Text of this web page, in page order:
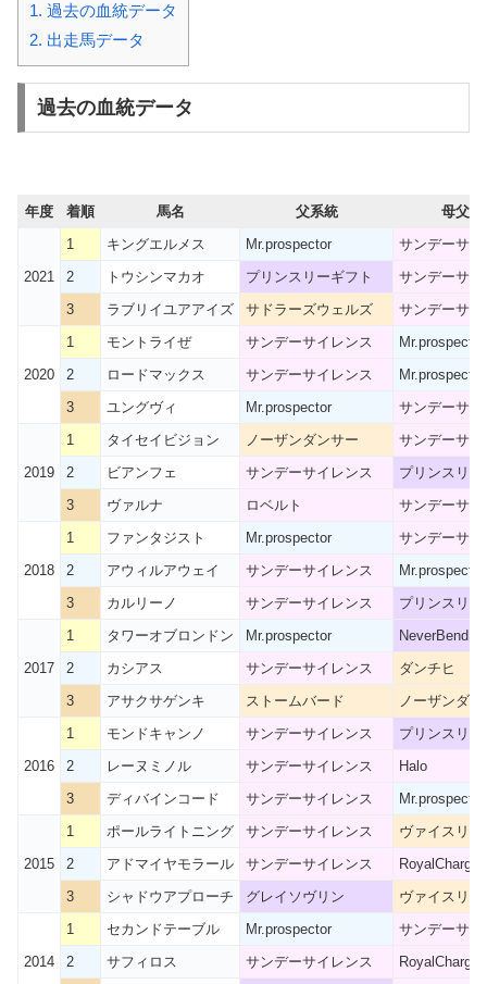
1. 過去の血統データ
2. 出走馬データ
過去の血統データ
年度 着順 馬名 父系統 母父系
2021
1 キングエルメス Mr.prospector
サンデーサイ
2
トウシンマカオ プリンスリーギフト
サンデーサイ
3
ラブリイユアアイズ サドラーズウェルズ サンデーサイ
2020
1 モントライぜ サンデーサイレンス
Mr.prospector
2
ロードマックス サンデーサイレンス
Mr.prospector
3
ユングヴィ Mr.prospector サンデーサイ
2019
1 タイセイビジョン ノーザンダンサー
サンデーサイ
2
ビアンフェ サンデーサイレンス
プリンスリ
3
ヴァルナ ロベルト サンデーサイ
2018
1 ファンタジスト Mr.prospector
サンデーサイ
2
アウィルアウェイ サンデーサイレンス
Mr.prospector
3
カルリーノ サンデーサイレンス プリンスリ
2017
1 タワーオブロンドン Mr.prospector
NeverBend
2
カシアス サンデーサイレンス
ダンチヒ
3
アサクサゲンキ ストームバード ノーザンダ
2016
1 モンドキャンノ サンデーサイレンス
プリンスリ
2
レーヌミノル サンデーサイレンス
Halo
3
ディバインコード サンデーサイレンス Mr.prospector
2015
1 ポールライトニング サンデーサイレンス
ヴァイスリ
2
アドマイヤモラール サンデーサイレンス
RoyalCharger
3
シャドウアプローチ グレイソヴリン ヴァイスリ
2014
1 セカンドテーブル Mr.prospector
サンデーサイ
2
サフィロス サンデーサイレンス
RoyalCharger